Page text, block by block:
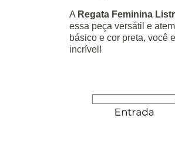
A Regata Feminina
essa peça versátil e
básico e cor preta, você
incrível!